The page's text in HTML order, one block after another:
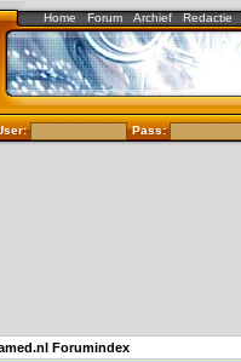
Home Forum Archief Redactie
Pass:
Forumindex